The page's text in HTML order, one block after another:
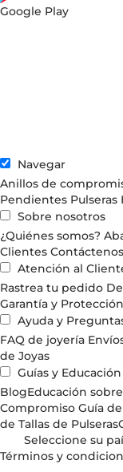
Google Play
Navegar
Anillos de
Pendientes Pulseras
Sobre nosotros
¿Quiénes somos?
Clientes Contáctenos
Atención al
Rastrea tu pedido
Garantía y Protección
Ayuda y
FAQ de joyería
de Joyas
Guías y Educación
BlogEducación
Compromiso Guía
de Tallas de Pulseras
Seleccione su
Términos y